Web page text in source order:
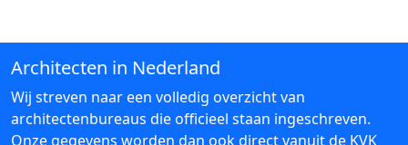
Architecten in Nederland
Wij streven naar een volledig overzicht van
architectenbureaus die officieel staan ingeschreven.
Onze gegevens worden dan ook direct vanuit de KVK